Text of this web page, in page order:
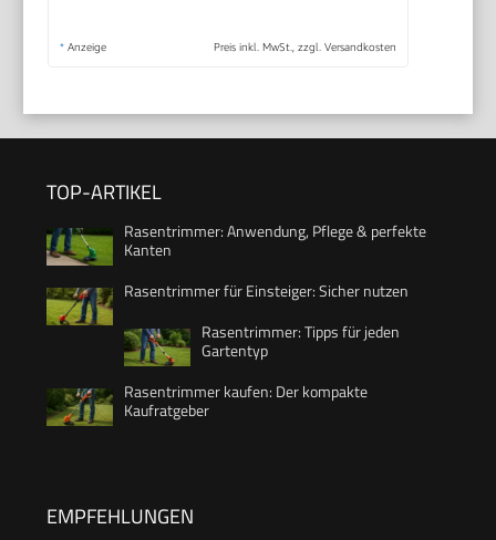
* Anzeige Preis inkl. MwSt., zzgl. Versandkosten
TOP-ARTIKEL
Rasentrimmer: Anwendung, Pflege & perfekte
Kanten
Rasentrimmer für Einsteiger: Sicher nutzen
Rasentrimmer: Tipps für jeden
Gartentyp
Rasentrimmer kaufen: Der kompakte
Kaufratgeber
EMPFEHLUNGEN